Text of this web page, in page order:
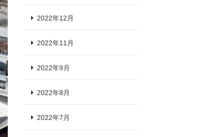
2022年12月
2022年11月
2022年9月
2022年8月
2022年7月